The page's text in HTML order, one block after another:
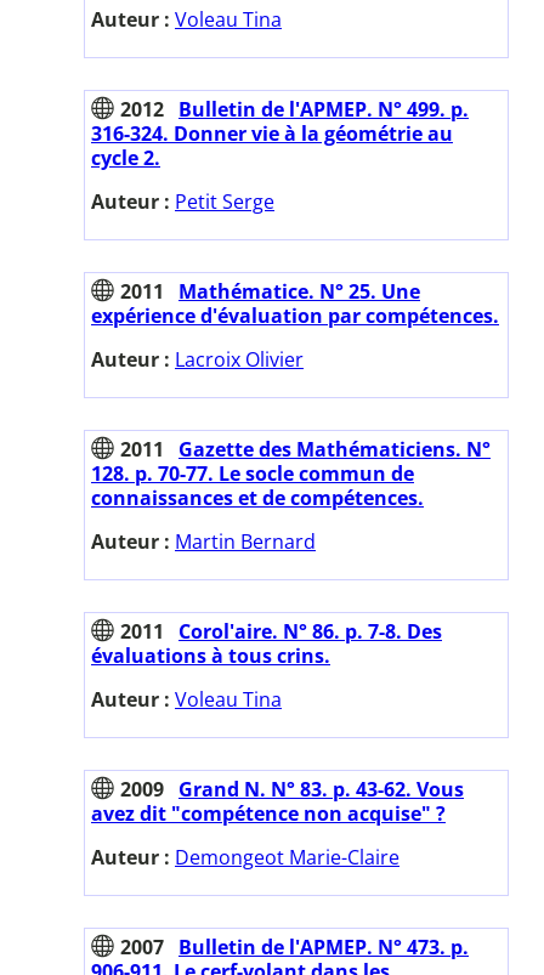
Auteur : Voleau Tina
2012 Bulletin de l'APMEP. N° 499. p.
316-324. Donner vie à la géométrie au
cycle 2.
Auteur : Petit Serge
2011
Mathématice. N° 25. Une
expérience d'évaluation par compétences.
Auteur : Lacroix Olivier
2011
Gazette des Mathématiciens. N°
128. p. 70-77. Le socle commun de
connaissances et de compétences.
Auteur : Martin Bernard
2011
Corol'aire. N° 86. p. 7-8. Des
évaluations à tous crins.
Auteur : Voleau Tina
2009 Grand N. N° 83. p. 43-62. Vous
avez dit "compétence non acquise" ?
Auteur : Demongeot Marie-Claire
2007 Bulletin de l'APMEP. N° 473. p.